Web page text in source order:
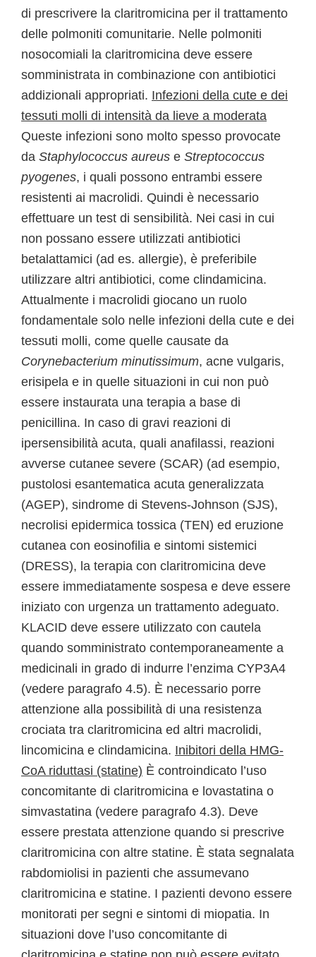
di prescrivere la claritromicina per il trattamento
delle polmoniti comunitarie. Nelle polmoniti
nosocomiali la claritromicina deve essere
somministrata in combinazione con antibiotici
addizionali appropriati. Infezioni della cute e dei
tessuti molli di intensità da lieve a moderata
Queste infezioni sono molto spesso provocate
da Staphylococcus aureus e Streptococcus
pyogenes, i quali possono entrambi essere
resistenti ai macrolidi. Quindi è necessario
effettuare un test di sensibilità. Nei casi in cui
non possano essere utilizzati antibiotici
betalattamici (ad es. allergie), è preferibile
utilizzare altri antibiotici, come clindamicina.
Attualmente i macrolidi giocano un ruolo
fondamentale solo nelle infezioni della cute e dei
tessuti molli, come quelle causate da
Corynebacterium minutissimum, acne vulgaris,
erisipela e in quelle situazioni in cui non può
essere instaurata una terapia a base di
penicillina. In caso di gravi reazioni di
ipersensibilità acuta, quali anafilassi, reazioni
avverse cutanee severe (SCAR) (ad esempio,
pustolosi esantematica acuta generalizzata
(AGEP), sindrome di Stevens-Johnson (SJS),
necrolisi epidermica tossica (TEN) ed eruzione
cutanea con eosinofilia e sintomi sistemici
(DRESS), la terapia con claritromicina deve
essere immediatamente sospesa e deve essere
iniziato con urgenza un trattamento adeguato.
KLACID deve essere utilizzato con cautela
quando somministrato contemporaneamente a
medicinali in grado di indurre l’enzima CYP3A4
(vedere paragrafo 4.5). È necessario porre
attenzione alla possibilità di una resistenza
crociata tra claritromicina ed altri macrolidi,
lincomicina e clindamicina. Inibitori della HMG-
CoA riduttasi (statine) È controindicato l’uso
concomitante di claritromicina e lovastatina o
simvastatina (vedere paragrafo 4.3). Deve
essere prestata attenzione quando si prescrive
claritromicina con altre statine. È stata segnalata
rabdomiolisi in pazienti che assumevano
claritromicina e statine. I pazienti devono essere
monitorati per segni e sintomi di miopatia. In
situazioni dove l’uso concomitante di